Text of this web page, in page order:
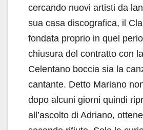
cercando nuovi artisti da
sua casa discografica, il
fondata proprio in quel
chiusura del contratto con
Celentano boccia sia la
cantante. Detto Mariano
dopo alcuni giorni quindi
all’ascolto di Adriano,